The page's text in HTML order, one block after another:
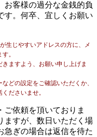
お客様の過分な金銭的負
す。何卒、宜しくお願い
生じやすいアドレスの方に、メ
。
ますよう、お願い申し上げま
どの設定をご確認いただくか、
ださいませ。
ご依頼を頂いておりま
ますが、数日いただく場
急ぎの場合は返信を待た